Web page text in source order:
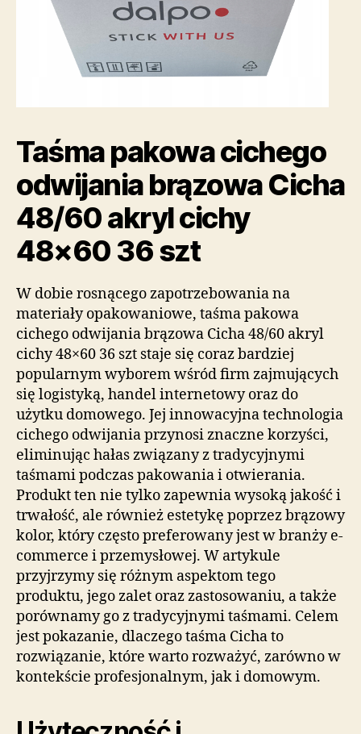
Taśma pakowa cichego
odwijania brązowa Cicha
48/60 akryl cichy
48×60 36 szt
W dobie rosnącego zapotrzebowania na
materiały opakowaniowe, taśma pakowa
cichego odwijania brązowa Cicha 48/60 akryl
cichy 48×60 36 szt staje się coraz bardziej
popularnym wyborem wśród firm zajmujących
się logistyką, handel internetowy oraz do
użytku domowego. Jej innowacyjna technologia
cichego odwijania przynosi znaczne korzyści,
eliminując hałas związany z tradycyjnymi
taśmami podczas pakowania i otwierania.
Produkt ten nie tylko zapewnia wysoką jakość i
trwałość, ale również estetykę poprzez brązowy
kolor, który często preferowany jest w branży e-
commerce i przemysłowej. W artykule
przyjrzymy się różnym aspektom tego
produktu, jego zalet oraz zastosowaniu, a także
porównamy go z tradycyjnymi taśmami. Celem
jest pokazanie, dlaczego taśma Cicha to
rozwiązanie, które warto rozważyć, zarówno w
kontekście profesjonalnym, jak i domowym.